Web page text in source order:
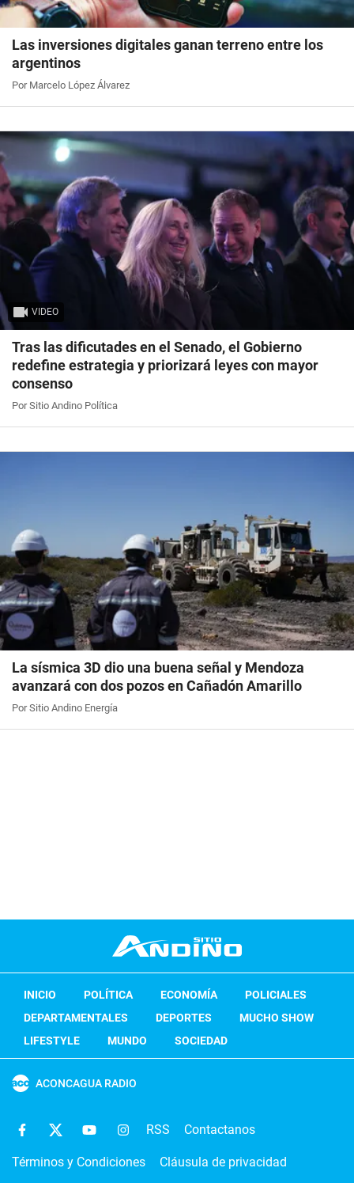
Las inversiones digitales ganan terreno entre los
argentinos
Por Marcelo López Álvarez
VIDEO
Tras las dificutades en el Senado, el Gobierno
redefine estrategia y priorizará leyes con mayor
consenso
Por Sitio Andino Política
La sísmica 3D dio una buena señal y Mendoza
avanzará con dos pozos en Cañadón Amarillo
Por Sitio Andino Energía
INICIO POLÍTICA ECONOMÍA
POLICIALES
DEPARTAMENTALES
DEPORTES
MUCHO SHOW
LIFESTYLE
MUNDO SOCIEDAD
ACONCAGUA RADIO
RSS Contactanos
Términos y Condiciones Cláusula de privacidad